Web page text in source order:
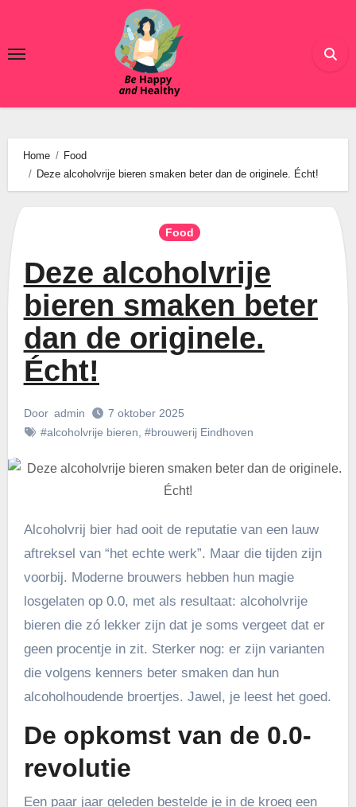
de
Home
Food
Deze alcoholvrije bieren smaken beter dan de originele. Écht!
Food
Deze alcoholvrije
bieren smaken beter
dan de originele.
Écht!
Door admin
7 oktober 2025
#alcoholvrije bieren #brouwerij Eindhoven
Alcoholvrij bier had ooit de reputatie van een lauw
aftreksel van “het echte werk”. Maar die tijden zijn
voorbij. Moderne brouwers hebben hun magie
losgelaten op 0.0, met als resultaat: alcoholvrije
bieren die zó lekker zijn dat je soms vergeet dat er
geen procentje in zit. Sterker nog: er zijn varianten
die volgens kenners beter smaken dan hun
alcoholhoudende broertjes. Jawel, je leest het goed.
De opkomst van de 0.0-
revolutie
Een paar jaar geleden bestelde je in de kroeg een